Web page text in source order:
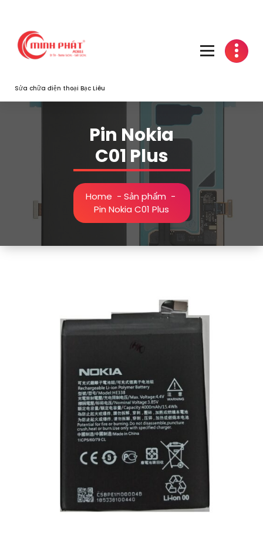
content
Sửa chữa điện thoại Bạc Liêu
Pin Nokia
C01 Plus
Home - Sản phẩm -
Pin Nokia C01 Plus